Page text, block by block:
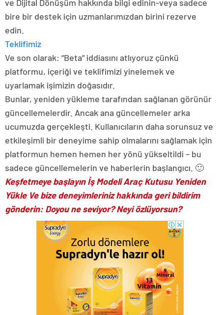
ve Dijital Dönüşüm hakkında bilgi edinin-veya sadece
bire bir destek için uzmanlarımızdan birini rezerve
edin.
Teklifimiz
Ve son olarak: “Beta” iddiasını atlıyoruz çünkü
platformu, içeriği ve teklifimizi yinelemek ve
uyarlamak işimizin doğasıdır.
Bunlar, yeniden yükleme tarafından sağlanan görünür
güncellemelerdir. Ancak ana güncellemeler arka
ucumuzda gerçekleşti. Kullanıcıların daha sorunsuz ve
etkileşimli bir deneyime sahip olmalarını sağlamak için
platformun hemen hemen her yönü yükseltildi – bu
sadece güncellemelerin ve haberlerin başlangıcı. 🙂
Keşfetmeye başlayınİş Modeli Araç Kutusu Yeniden
YükleVe bize deneyimleriniz hakkında geri bildirim
gönderin: Doyou ne seviyor? Neyi özlüyorsun?